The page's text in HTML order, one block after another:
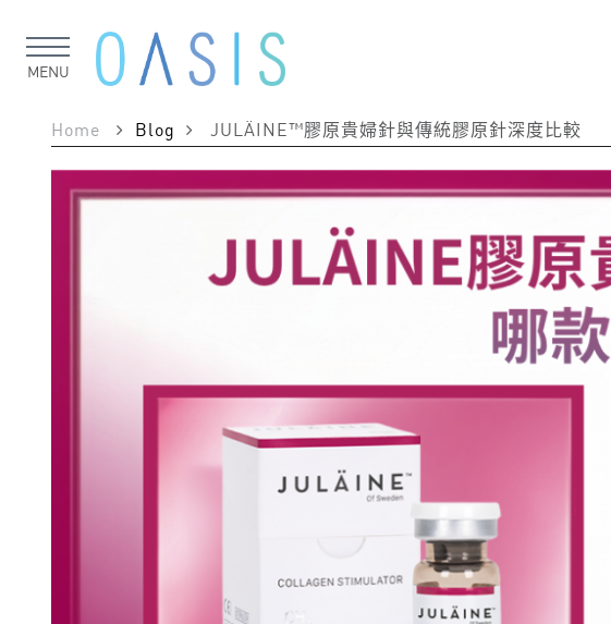
MENU
Home Blog JULÄINE™膠原貴婦針與傳統膠原針深度比較